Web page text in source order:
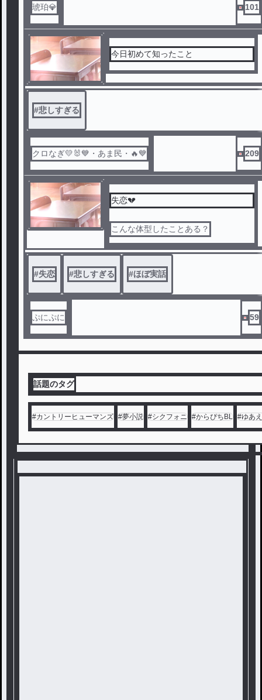
琥珀💎 101
今日初めて知ったこと
#悲しすぎる
クロなぎ💛🐰💙・あま民・🔥💙 209
失恋💔
こんな体型したことある？
#失恋 #悲しすぎる #ほぼ実話
ぷにぷに 59
話題のタグ
#カントリーヒューマンズ #夢小説 #シクフォニ #からぴちBL #ゆあ